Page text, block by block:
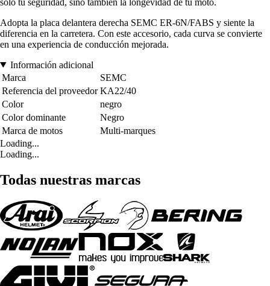
Adopta la placa delantera derecha SEMC ER-6N/FABS y siente la
diferencia en la carretera. Con este accesorio, cada curva se convierte
en una experiencia de conducción mejorada.
Información adicional
Marca
SEMC
Referencia del proveedor KA22/40
Color
negro
Color dominante
Negro
Marca de motos
Multi-marques
Loading...
Loading...
Todas nuestras marcas